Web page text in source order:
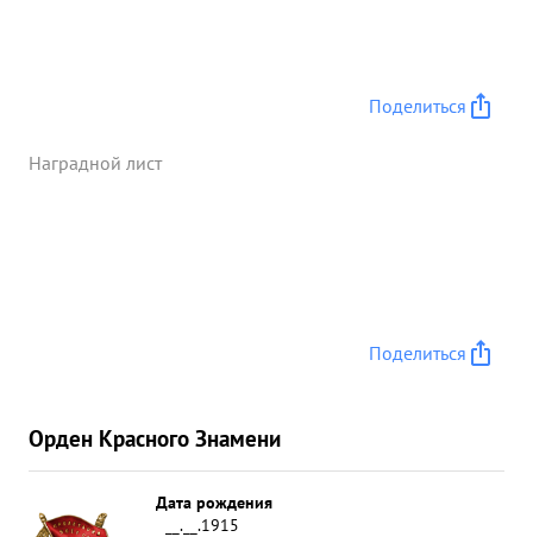
Поделиться
Наградной лист
Поделиться
Орден Красного Знамени
Дата рождения
__.__.1915